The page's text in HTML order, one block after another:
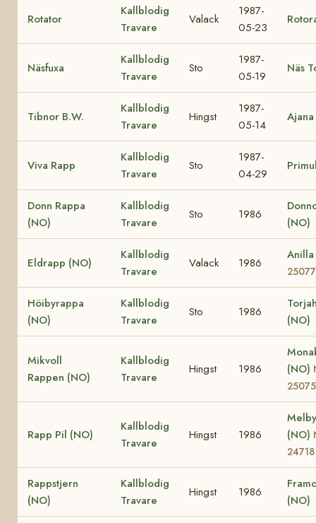
Rotator
Kallblodig
Travare
Valack
1987-
05-23
Näsfuxa
Kallblodig
Travare
Sto
1987-
05-19
Näs
Tibnor B.W.
Kallblodig
Travare
Hingst
1987-
05-14
Ajana
Viva Rapp
Kallblodig
Travare
Sto
1987-
04-29
Donn Rappa
(NO)
Kallblodig
Travare
Sto 1986
(NO)
Eldrapp (NO)
Kallblodig
Travare
Valack 1986
25077
Höibyrappa
(NO)
Kallblodig
Travare
Sto 1986
(NO)
Mikvoll
Rappen (NO)
Kallblodig
Travare
Hingst 1986
(NO)
25075
Rapp Pil (NO)
Kallblodig
Travare
Hingst 1986
(NO)
24718
Rappstjern
(NO)
Kallblodig
Travare
Hingst 1986
(NO)